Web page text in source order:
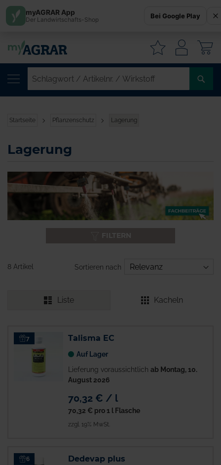
Startseite Pflanzenschutz Lagerung
Lagerung
8 Artikel Sortieren nach
Liste Kacheln
7 Talisma EC
Auf Lager
Lieferung voraussichtlich ab Montag, 10.
August 2026
70,32 € / l
70,32 € pro 1 l Flasche
zzgl. 19% MwSt.
6 Dedevap plus
myAGRAR App
Der Landwirtschafts-Shop Bei Google Play